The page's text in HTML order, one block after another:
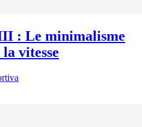
: Le minimalisme
vitesse